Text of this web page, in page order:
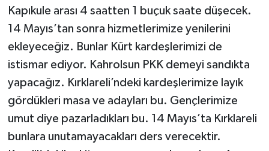
Kapıkule arası 4 saatten 1 buçuk saate düşecek.
14 Mayıs’tan sonra hizmetlerimize yenilerini
ekleyeceğiz. Bunlar Kürt kardeşlerimizi de
istismar ediyor. Kahrolsun PKK demeyi sandıkta
yapacağız. Kırklareli’ndeki kardeşlerimize layık
gördükleri masa ve adayları bu. Gençlerimize
umut diye pazarladıkları bu. 14 Mayıs’ta Kırklareli
bunlara unutamayacakları ders verecektir.